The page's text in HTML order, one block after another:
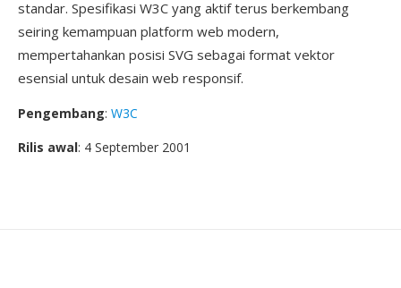
standar. Spesifikasi W3C yang aktif terus berkembang
seiring kemampuan platform web modern,
mempertahankan posisi SVG sebagai format vektor
esensial untuk desain web responsif.
Pengembang: W3C
Rilis awal: 4 September 2001